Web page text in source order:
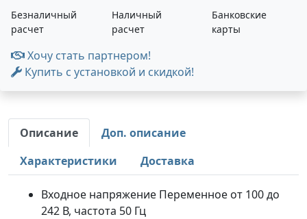
Безналичный
расчет
Наличный
расчет
Банковские
карты
Хочу стать партнером!
Купить с установкой и скидкой!
Описание
Доп. описание
Характеристики
Доставка
Входное напряжение Переменное от 100 до
242 В, частота 50 Гц